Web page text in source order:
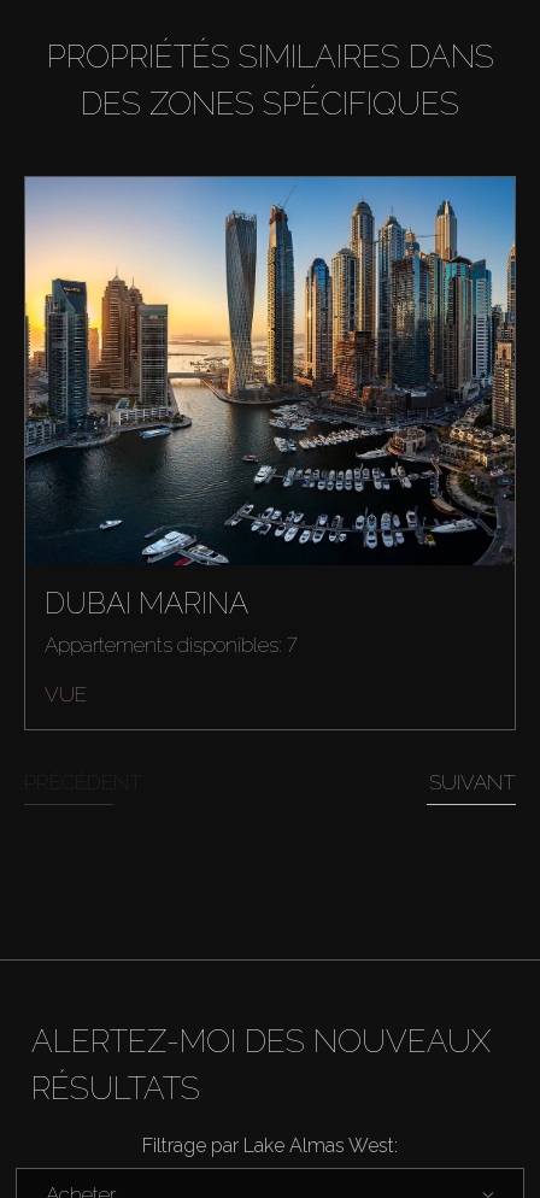
Louer
PROPRIÉTÉS SIMILAIRES DANS
DES ZONES SPÉCIFIQUES
DUBAI MARINA
Appartements disponibles: 7
VUE
SUIVANT
ALERTEZ-MOI DES NOUVEAUX
RÉSULTATS
Filtrage par Lake Almas West: